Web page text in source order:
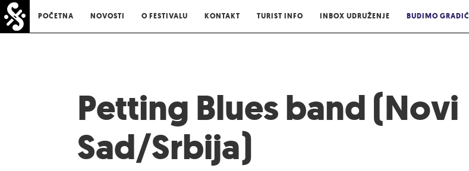
POČETNA NOVOSTI O FESTIVALU KONTAKT TURIST INFO INBOX UDRUŽENJE BUDIMO GRADIĆ
Petting Blues band (Novi
Sad/Srbija)